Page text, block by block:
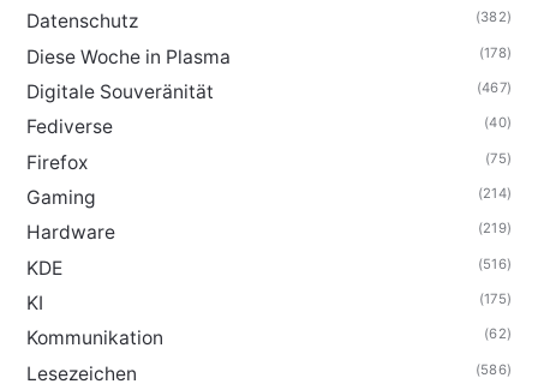
Datenschutz (382)
Diese Woche in Plasma (178)
Digitale Souveränität (467)
Fediverse (40)
Firefox (75)
Gaming (214)
Hardware (219)
KDE (516)
KI (175)
Kommunikation (62)
Lesezeichen (586)